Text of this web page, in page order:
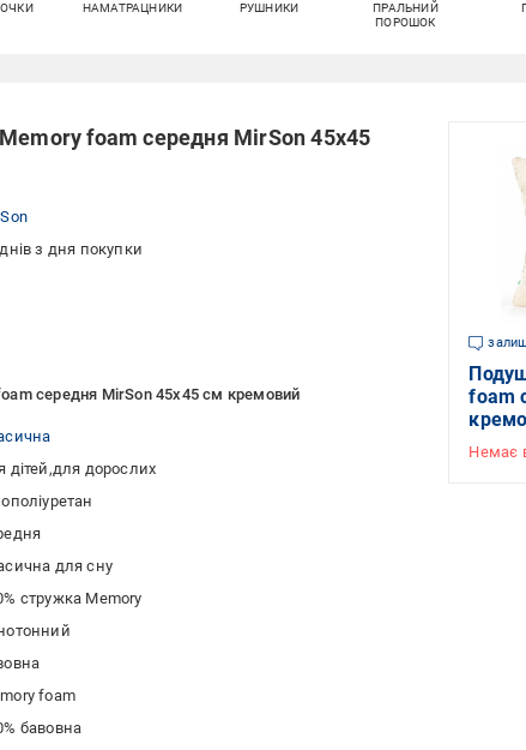
НАМАТРАЦНИКИ РУШНИКИ
ПРАЛЬНИЙ
ПОРОШОК
foam середня MirSon 45x45
з дня покупки
середня MirSon 45x45 см кремовий
дітей для дорослих
для сну
стружка Memory
foam
бавовна
foam
Немає